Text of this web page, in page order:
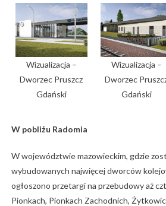
Wizualizacja –
Dworzec Pruszcz
Gdański
Wizualizacja –
Dworzec
Gdański
W pobliżu Radomia
W województwie mazowieckim, gdzie
wybudowanych najwięcej dworców
ogłoszono przetargi na przebudowy aż
Pionkach, Pionkach Zachodnich,